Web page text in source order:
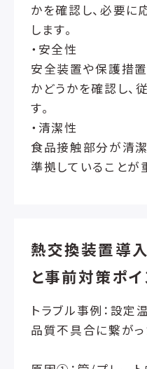
かを確認し、必要
します。
・安全性
安全装置や保護措
かどうかを確認し、
す。
・清潔性
食品接触部分が清
準拠していることが
熱交換装置導
と事前対策ポ
トラブル事例：設定
品質不具合に繋がっ